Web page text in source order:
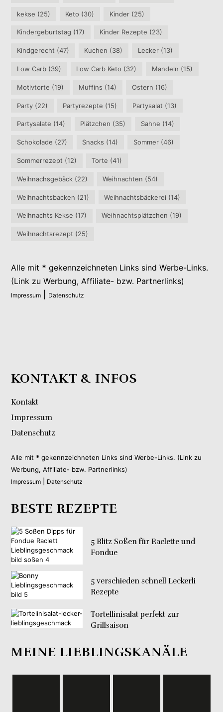
kekse (25) Keto (30) Kinder(25)
Kindergeburtstag (17) Kinder Rezepte (23)
Kindgerecht (47) Kuchen (38) Lecker(13)
Low Carb (39) Low Carb Keto (32) Mandeln (15)
Motivtorte (19) Muffins (14) Ostern (16)
Party (22) Partyrezepte (15) Partysalat (13)
Partysalate (14) Plätzchen (35) Sahne (14)
Schokolade (27) Snacks (14) Sommer(46)
Sommerrezept (12) Torte (41)
Weihnachsgebäck (22) Weihnachten (54)
Weihnachtsbacken (21) Weihnachtsbäckerei (14)
Weihnachts Kekse (17) Weihnachtsplätzchen (19)
Weihnachtsrezept (25)
Alle mit * gekennzeichneten Links sind Werbe-Links.
(Link zu Werbung, Affiliate- bzw. Partnerlinks)
Impressum Datenschutz
KONTAKT & INFOS
Kontakt
Impressum
Datenschutz
Alle mit * gekennzeichneten Links sind Werbe-Links. (Link zu
Werbung, Affiliate- bzw. Partnerlinks)
Impressum Datenschutz
BESTE REZEPTE
5 Blitz Soßen für Raclette und
Fondue
5 verschieden schnell Leckerli
Rezepte
Tortellinisalat perfekt zur
Grillsaison
MEINE LIEBLINGSKANÄLE